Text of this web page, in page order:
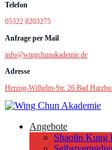
Telefon
05322 8203275
Anfrage per Mail
info@wingchunakademie.de
Adresse
Herzog-Wilhelm-Str. 26 Bad
Angebote
Shaolin Kung